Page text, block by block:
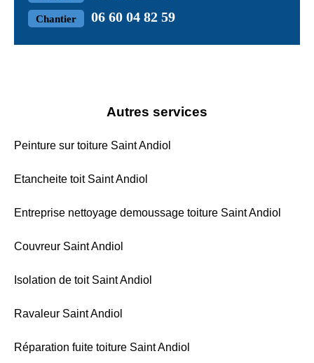
Chantier 06 60 04 82 59
Autres services
Peinture sur toiture Saint Andiol
Etancheite toit Saint Andiol
Entreprise nettoyage demoussage toiture Saint Andiol
Couvreur Saint Andiol
Isolation de toit Saint Andiol
Ravaleur Saint Andiol
Réparation fuite toiture Saint Andiol